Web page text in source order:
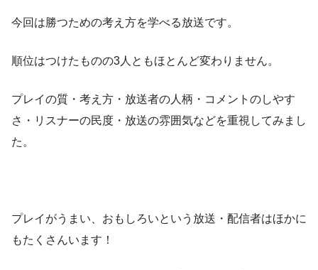
今回は勝つための考え方を学べる放送です。
順位はつけたものの3人ともほとんど変わりません。
プレイの質・考え方・放送者の人柄・コメントのしやす
さ・リスナーの民度・放送の雰囲気などを重視してみまし
た。
プレイがうまい、おもしろいという放送・配信者はほかに
もたくさんいます！